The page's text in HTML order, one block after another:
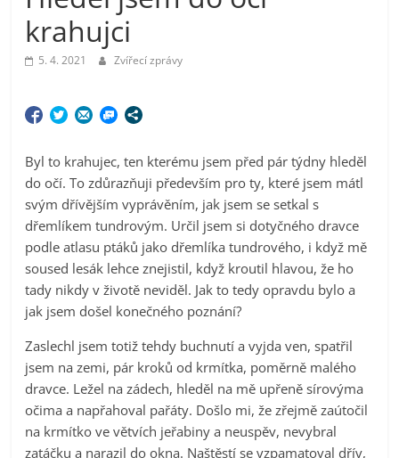
krahujci
5. 4. 2021 Zvířecí zprávy
Byl to krahujec, ten kterému jsem před pár týdny hleděl
do očí. To zdůrazňuji především pro ty, které jsem mátl
svým dřívějším vyprávěním, jak jsem se setkal s
dřemlíkem tundrovým. Určil jsem si dotyčného dravce
podle atlasu ptáků jako dřemlíka tundrového, i když mě
soused lesák lehce znejistil, když kroutil hlavou, že ho
tady nikdy v životě neviděl. Jak to tedy opravdu bylo a
jak jsem došel konečného poznání?
Zaslechl jsem totiž tehdy buchnutí a vyjda ven, spatřil
jsem na zemi, pár kroků od krmítka, poměrně malého
dravce. Ležel na zádech, hleděl na mě upřeně sírovýma
očima a napřahoval pařáty. Došlo mi, že zřejmě zaútočil
na krmítko ve větvích jeřabiny a neuspěv, nevybral
zatáčku a narazil do okna. Naštěstí se vzpamatoval dřív,